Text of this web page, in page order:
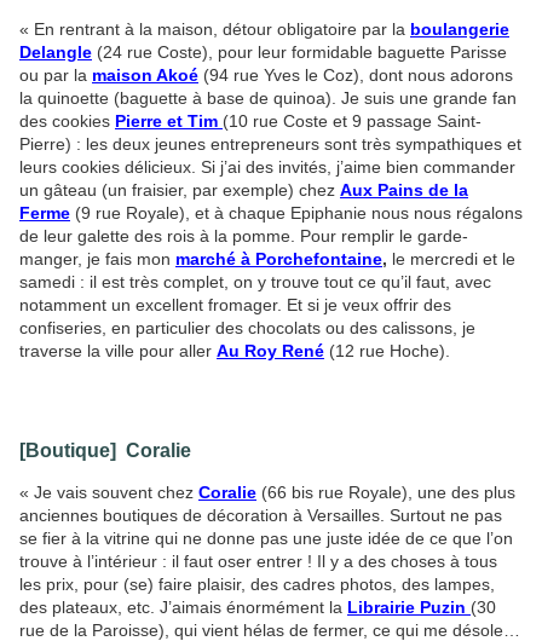
« En rentrant à la maison, détour obligatoire par la boulangerie
Delangle (24 rue Coste), pour leur formidable baguette Parisse
ou par la maison Akoé (94 rue Yves le Coz), dont nous adorons
la quinoette (baguette à base de quinoa). Je suis une grande fan
des cookies Pierre et Tim (10 rue Coste et 9 passage Saint-
Pierre) : les deux jeunes entrepreneurs sont très sympathiques et
leurs cookies délicieux. Si j’ai des invités, j’aime bien commander
un gâteau (un fraisier, par exemple) chez Aux Pains de la
Ferme (9 rue Royale), et à chaque Epiphanie nous nous régalons
de leur galette des rois à la pomme. Pour remplir le garde-
manger, je fais mon marché à Porchefontaine, le mercredi et le
samedi : il est très complet, on y trouve tout ce qu’il faut, avec
notamment un excellent fromager. Et si je veux offrir des
confiseries, en particulier des chocolats ou des calissons, je
traverse la ville pour aller Au Roy René (12 rue Hoche).
[Boutique] Coralie
« Je vais souvent chez Coralie (66 bis rue Royale), une des plus
anciennes boutiques de décoration à Versailles. Surtout ne pas
se fier à la vitrine qui ne donne pas une juste idée de ce que l’on
trouve à l’intérieur : il faut oser entrer ! Il y a des choses à tous
les prix, pour (se) faire plaisir, des cadres photos, des lampes,
des plateaux, etc. J’aimais énormément la Librairie Puzin (30
rue de la Paroisse), qui vient hélas de fermer, ce qui me désole…